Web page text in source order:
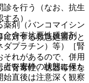
剤（バンコマイシン
金含有抗悪性腫瘍剤
ダプラチン）等）［腎
れがあるので、併用
に腎毒性、聴器毒性を
を行う（なお、抗生
る）。
対する救急処置のと
を安静の状態に保た
直後は注意深く観察